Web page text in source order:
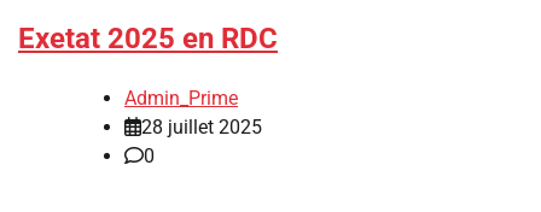
Exetat 2025 en RDC
Admin_Prime
28 juillet 2025
0